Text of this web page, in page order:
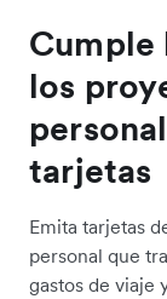
Cumple
los
tarjetas
Emita tarjetas
personal que
gastos de viaje